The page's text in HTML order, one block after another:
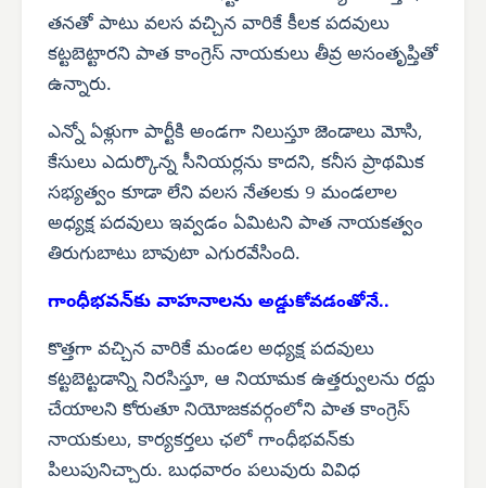
తనతో పాటు వలస వచ్చిన వారికే కీలక పదవులు
కట్టబెట్టారని పాత కాంగ్రెస్ నాయకులు తీవ్ర అసంతృప్తితో
ఉన్నారు.
ఎన్నో ఏళ్లుగా పార్టీకి అండగా నిలుస్తూ జెండాలు మోసి,
కేసులు ఎదుర్కొన్న సీనియర్లను కాదని, కనీస ప్రాథమిక
సభ్యత్వం కూడా లేని వలస నేతలకు 9 మండలాల
అధ్యక్ష పదవులు ఇవ్వడం ఏమిటని పాత నాయకత్వం
తిరుగుబాటు బావుటా ఎగురవేసింది.
గాంధీభవన్‌కు వాహనాలను అడ్డుకోవడంతోనే..
కొత్తగా వచ్చిన వారికే మండల అధ్యక్ష పదవులు
కట్టబెట్టడాన్ని నిరసిస్తూ, ఆ నియామక ఉత్తర్వులను రద్దు
చేయాలని కోరుతూ నియోజకవర్గంలోని పాత కాంగ్రెస్
నాయకులు, కార్యకర్తలు ఛలో గాంధీభవన్‌కు
పిలుపునిచ్చారు. బుధవారం పలువురు వివిధ